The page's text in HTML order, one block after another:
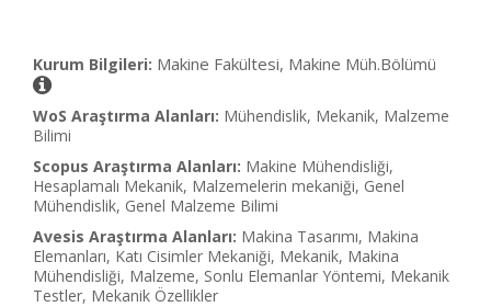
Kurum Bilgileri: Makine Fakültesi, Makine Müh.Bölümü
WoS Araştırma Alanları: Mühendislik, Mekanik, Malzeme
Bilimi
Scopus Araştırma Alanları: Makine Mühendisliği,
Hesaplamalı Mekanik, Malzemelerin mekaniği, Genel
Mühendislik, Genel Malzeme Bilimi
Avesis Araştırma Alanları: Makina Tasarımı, Makina
Elemanları, Katı Cisimler Mekaniği, Mekanik, Makina
Mühendisliği, Malzeme, Sonlu Elemanlar Yöntemi, Mekanik
Testler, Mekanik Özellikler